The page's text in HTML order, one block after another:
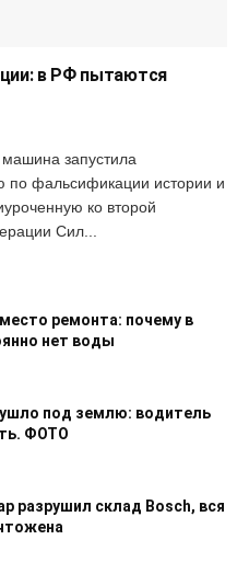
в РФ пытаются
машина запустила
по фальсификации истории и
ко второй
Сил...
ремонта: почему в
нет воды
ушло под землю: водитель
ФОТО
разрушил склад Bosch, вся